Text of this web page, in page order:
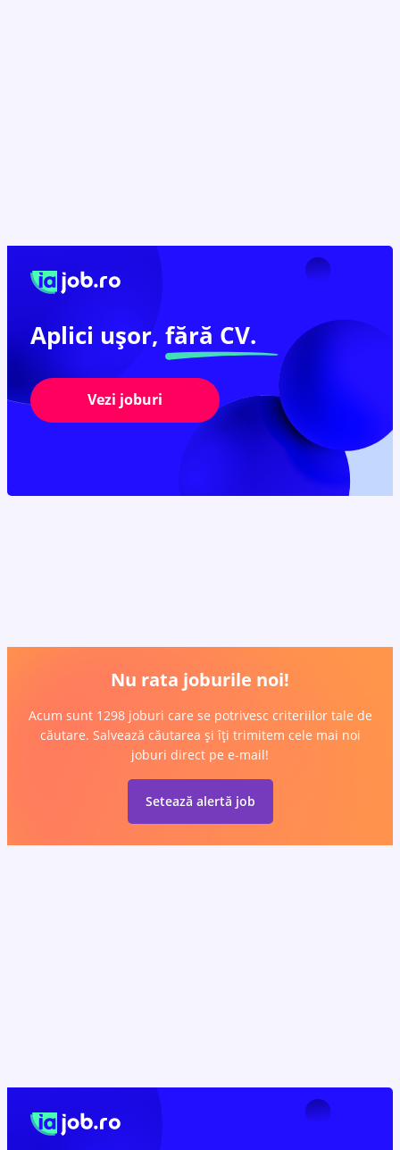
Aplici ușor, fără CV.
Vezi joburi
Nu rata joburile noi!
Acum sunt 1298 joburi care se potrivesc criteriilor tale de
căutare. Salvează căutarea și îți trimitem cele mai noi
joburi direct pe e-mail!
Setează alertă job